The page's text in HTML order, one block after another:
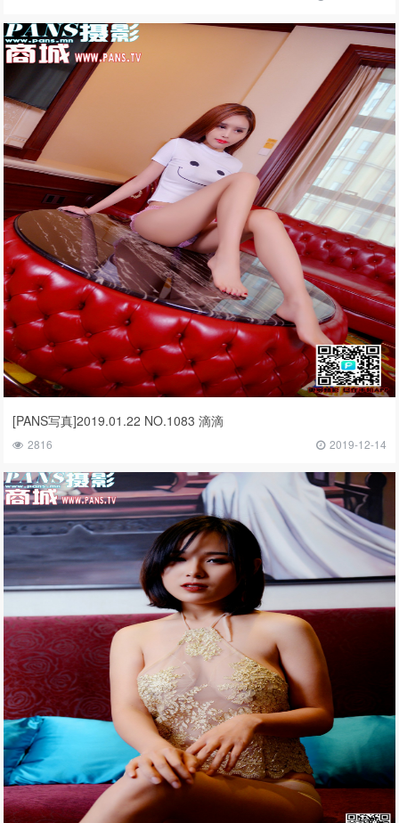
[PANS写真]2019.01.22 NO.1083 滴滴
2816 2019-12-14